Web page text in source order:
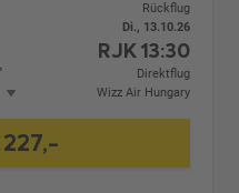
Rückflug
Di., 13.10.26
RJK13:30
Direktflug
Wizz Air Hungary
227,-